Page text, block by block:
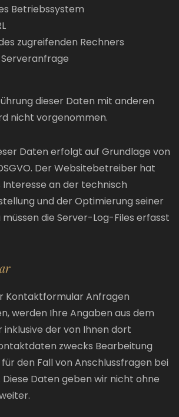
Betriebssystem
zugreifenden Rechners
dieser Daten mit anderen
nicht vorgenommen.
Daten erfolgt auf Grundlage von
Der Websitebetreiber hat
an der technisch
und der Optimierung seiner
die Server-Log-Files erfasst
Kontaktformular Anfragen
werden Ihre Angaben aus dem
der von Ihnen dort
zwecks Bearbeitung
den Fall von Anschlussfragen bei
Daten geben wir nicht ohne